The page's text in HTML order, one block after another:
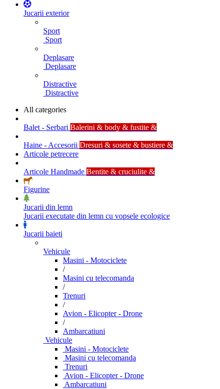
Jucarii exterior
Sport
Sport
Deplasare
Deplasare
Distractive
Distractive
All categories
Balet - Serbari Balerini & body & fustite &
Haine - Accesorii Dresuri & sosete & bustiere &
Articole petrecere
Articole Handmade Bentite & cruciulite &
Figurine
Jucarii din lemn
Jucarii executate din lemn cu vopsele ecologice
Jucarii baieti
Vehicule
Masini - Motociclete
/
Masini cu telecomanda
/
Trenuri
/
Avion - Elicopter - Drone
/
Ambarcatiuni
Vehicule
Masini - Motociclete
Masini cu telecomanda
Trenuri
Avion - Elicopter - Drone
Ambarcatiuni